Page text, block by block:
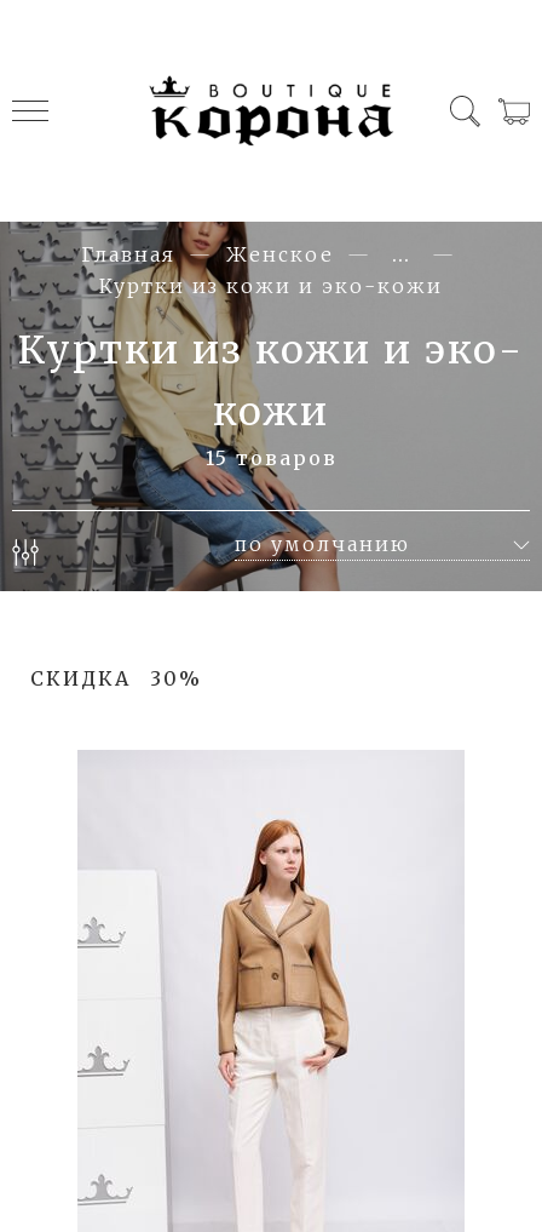
Главная Женское
...
Куртки из кожи и эко-кожи
Куртки из кожи и эко-
кожи
15 товаров
СКИДКА 30%